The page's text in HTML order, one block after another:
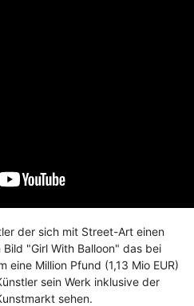
der sich mit Street-Art einen
"Girl With Balloon" das bei
Million Pfund (1,13 Mio EUR)
sein Werk inklusive der
sehen.